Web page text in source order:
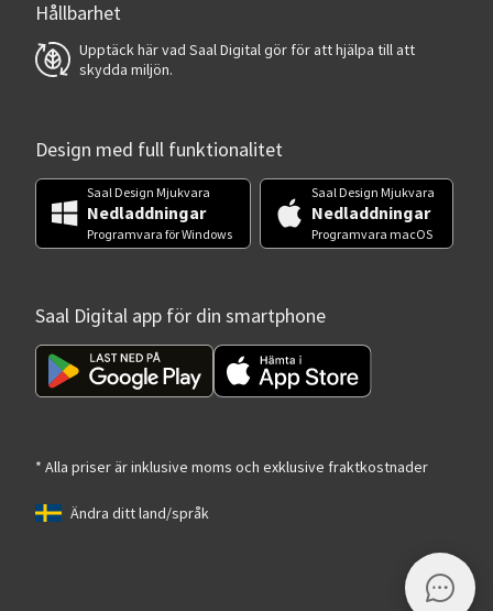
Hållbarhet
Upptäck här vad Saal Digital gör för att hjälpa till att
skydda miljön.
Design med full funktionalitet
Saal Design Mjukvara
Nedladdningar
Programvara för Windows
Saal Design Mjukvara
Nedladdningar
Programvara macOS
Saal Digital app för din smartphone
* Alla priser är inklusive moms och exklusive fraktkostnader
Ändra ditt land/språk